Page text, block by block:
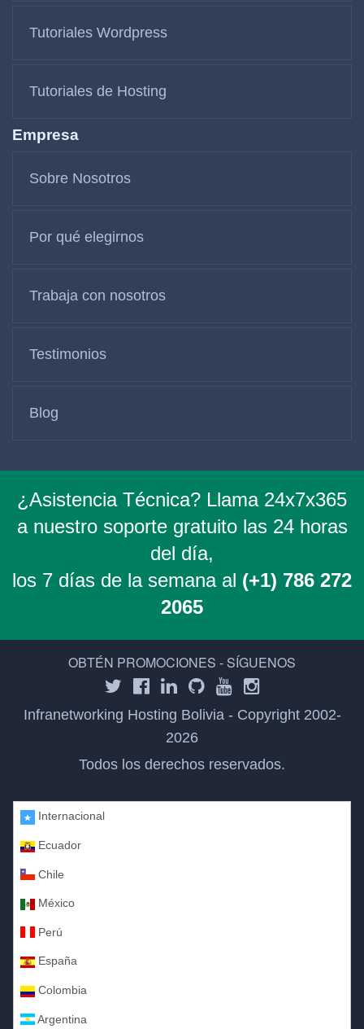
Tutoriales Wordpress
Tutoriales de Hosting
Empresa
Sobre Nosotros
Por qué elegirnos
Trabaja con nosotros
Testimonios
Blog
¿Asistencia Técnica? Llama 24x7x365
a nuestro soporte gratuito las 24 horas
del día,
los 7 días de la semana al (+1) 786 272
2065
OBTÉN PROMOCIONES - SÍGUENOS
Infranetworking Hosting Bolivia - Copyright 2002-
2026
Todos los derechos reservados.
Internacional
Ecuador
Chile
México
Perú
España
Colombia
Argentina